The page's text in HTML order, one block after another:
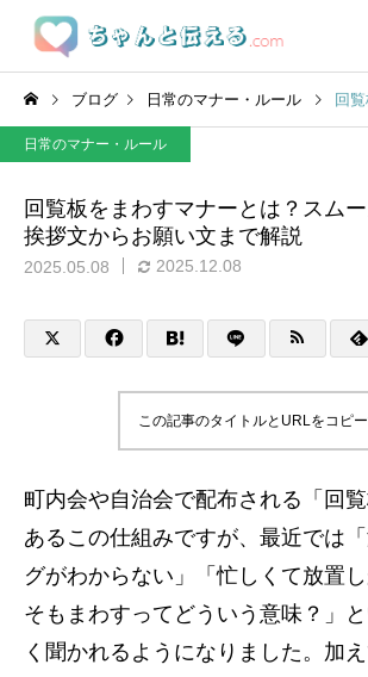
ブログ 日常のマナー・ルール 回覧板をまわ
日常のマナー・ルール
回覧板をまわすマナーとは？スム
挨拶文からお願い文まで解説
2025.05.08 2025.12.08
この記事のタイトルとURLをコピ
町内会や自治会で配布される「回
あるこの仕組みですが、最近では
グがわからない」「忙しくて放置
そもまわすってどういう意味？」
く聞かれるようになりました。加